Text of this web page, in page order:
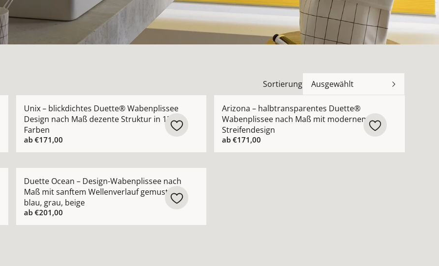
Sortierung Ausgewählt
Unix – blickdichtes Duette® Wabenplissee
Design nach Maß dezente Struktur in 13
Farben
ab €171,00
Arizona – halbtransparentes Duette®
Wabenplissee nach Maß mit modernem
Streifendesign
ab€171,00
Duette Ocean – Design-Wabenplissee nach
Maß mit sanftem Wellenverlauf gemustert
blau, grau, beige
ab €201,00